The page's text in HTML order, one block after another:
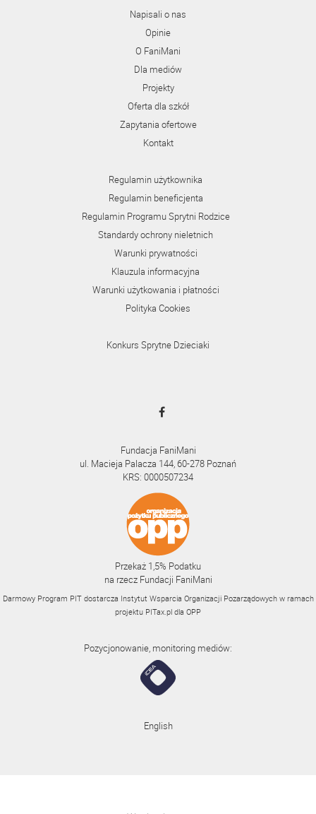
Napisali o nas
Opinie
O FaniMani
Dla mediów
Projekty
Oferta dla szkół
Zapytania ofertowe
Kontakt
Regulamin użytkownika
Regulamin beneficjenta
Regulamin Programu Sprytni Rodzice
Standardy ochrony nieletnich
Warunki prywatności
Klauzula informacyjna
Warunki użytkowania i płatności
Polityka Cookies
Konkurs Sprytne Dzieciaki
Fundacja FaniMani
ul. Macieja Palacza 144, 60-278 Poznań
KRS: 0000507234
Przekaż 1,5% Podatku
na rzecz Fundacji FaniMani
Darmowy Program PIT dostarcza Instytut Wsparcia Organizacji Pozarządowych w ramach
projektu PITax.pl dla OPP
Pozycjonowanie, monitoring mediów:
English